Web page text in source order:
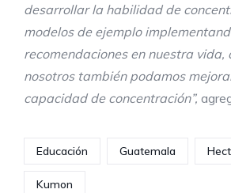
desarrollar la habilidad de
modelos de ejemplo
recomendaciones en nuestra vida,
nosotros también podamos
capacidad de concentración”,
Educación Guatemala
Kumon